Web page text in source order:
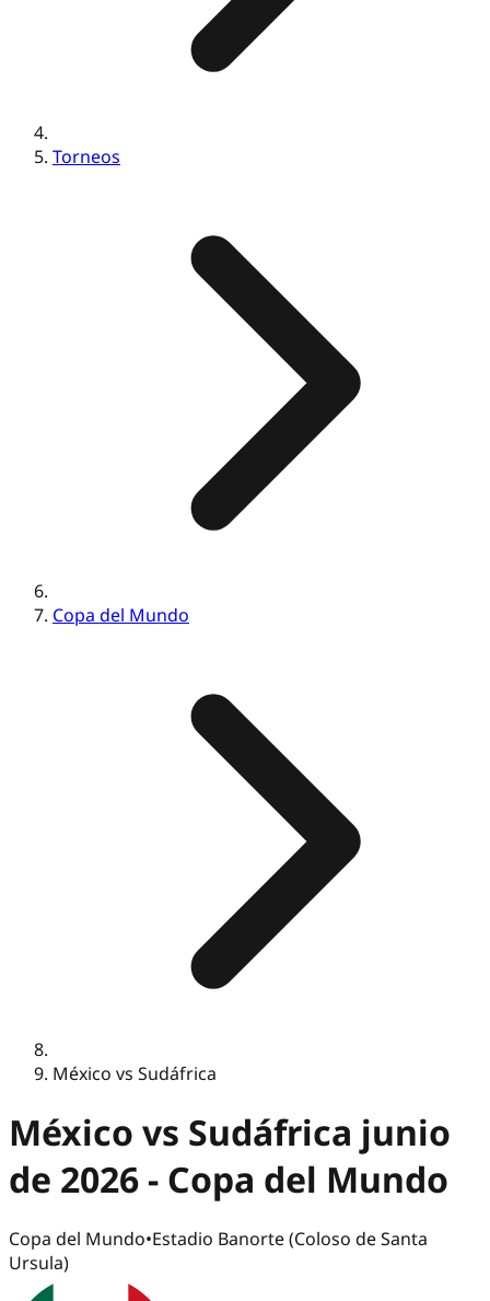
Torneos
Copa del Mundo
México vs Sudáfrica
México vs Sudáfrica junio
de 2026 - Copa del Mundo
Copa del Mundo•Estadio Banorte (Coloso de Santa
Ursula)